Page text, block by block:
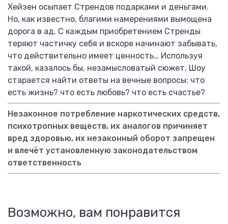
Хейзен осыпает Стрендов подарками и деньгами.
Но, как известно, благими намерениями вымощена
дорога в ад. С каждым приобретением Стренды
теряют частичку себя и вскоре начинают забывать,
что действительно имеет ценность… Используя
такой, казалось бы, незамысловатый сюжет, Шоу
старается найти ответы на вечные вопросы: что
есть жизнь? что есть любовь? что есть счастье?
Незаконное потребление наркотических средств,
психотропных веществ, их аналогов причиняет
вред здоровью, их незаконный оборот запрещен
и влечёт установленную законодательством
ответственность
Возможно, вам понравится